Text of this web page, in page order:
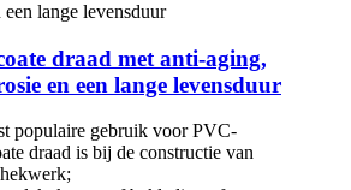
draad met anti-aging,
en een lange levensduur
populaire gebruik voor PVC-
draad is bij de constructie van